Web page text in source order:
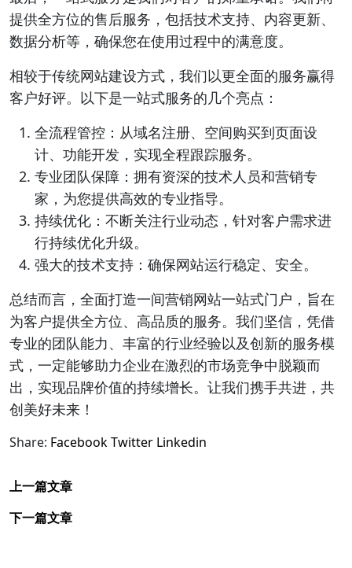
提供全方位的售后服务，包括技术支持、内容更新、
数据分析等，确保您在使用过程中的满意度。
相较于传统网站建设方式，我们以更全面的服务赢得
客户好评。以下是一站式服务的几个亮点：
全流程管控：从域名注册、空间购买到页面设
计、功能开发，实现全程跟踪服务。
专业团队保障：拥有资深的技术人员和营销专
家，为您提供高效的专业指导。
持续优化：不断关注行业动态，针对客户需求进
行持续优化升级。
强大的技术支持：确保网站运行稳定、安全。
总结而言，全面打造一间营销网站一站式门户，旨在
为客户提供全方位、高品质的服务。我们坚信，凭借
专业的团队能力、丰富的行业经验以及创新的服务模
式，一定能够助力企业在激烈的市场竞争中脱颖而
出，实现品牌价值的持续增长。让我们携手共进，共
创美好未来！
Share: FacebookTwitter Linkedin
上一篇文章
下一篇文章